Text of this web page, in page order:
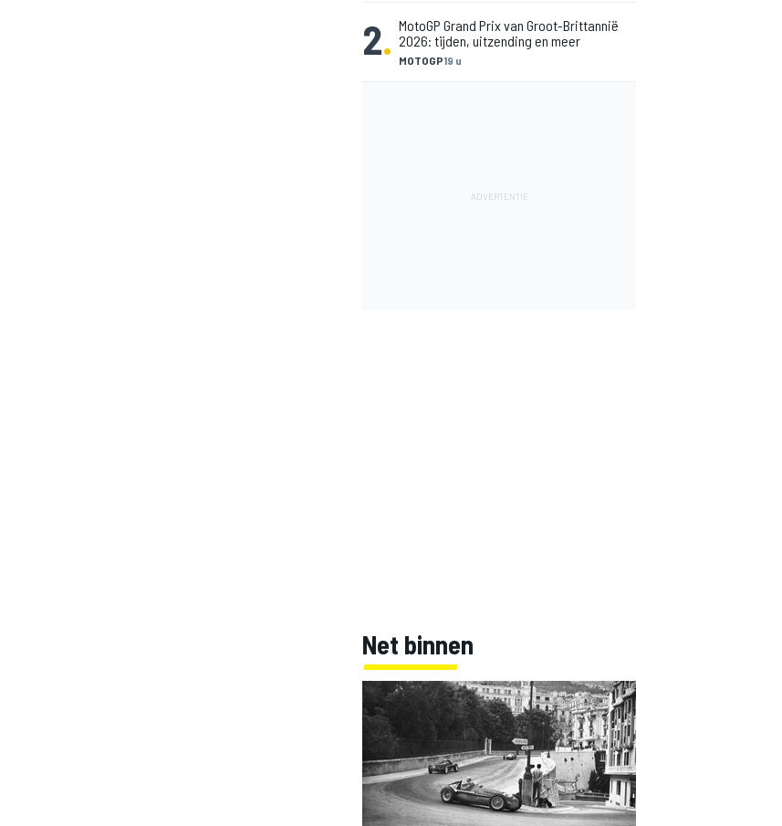
2. MOTOGP19 u
MotoGP Grand Prix van Groot-Brittannië
2026: tijden, uitzending en meer
Net binnen